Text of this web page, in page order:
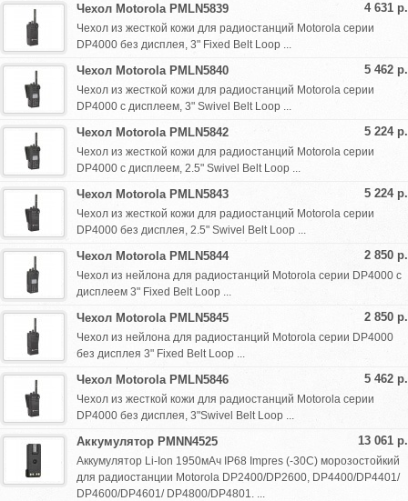
4 631 р.
Чехол Motorola PMLN5839
Чехол из жесткой кожи для радиостанций Motorola серии
DP4000 без дисплея, 3" Fixed Belt Loop ...
5 462 р.
Чехол Motorola PMLN5840
Чехол из жесткой кожи для радиостанций Motorola серии
DP4000 с дисплеем, 3" Swivel Belt Loop ...
5 224 р.
Чехол Motorola PMLN5842
Чехол из жесткой кожи для радиостанций Motorola серии
DP4000 с дисплеем, 2.5" Swivel Belt Loop ...
5 224 р.
Чехол Motorola PMLN5843
Чехол из жесткой кожи для радиостанций Motorola серии
DP4000 без дисплея, 2.5" Swivel Belt Loop ...
2 850 р.
Чехол Motorola PMLN5844
Чехол из нейлона для радиостанций Motorola серии DP4000 с
дисплеем 3" Fixed Belt Loop ...
2 850 р.
Чехол Motorola PMLN5845
Чехол из нейлона для радиостанций Motorola серии DP4000
без дисплея 3" Fixed Belt Loop ...
5 462 р.
Чехол Motorola PMLN5846
Чехол из жесткой кожи для радиостанций Motorola серии
DP4000 без дисплея, 3"Swivel Belt Loop ...
13 061 р.
Аккумулятор PMNN4525
Аккумулятор Li-Ion 1950мАч IP68 Impres (-30C) морозостойкий
для радиостанции Motorola DP2400/DP2600, DP4400/DP4401/
DP4600/DP4601/ DP4800/DP4801. ...